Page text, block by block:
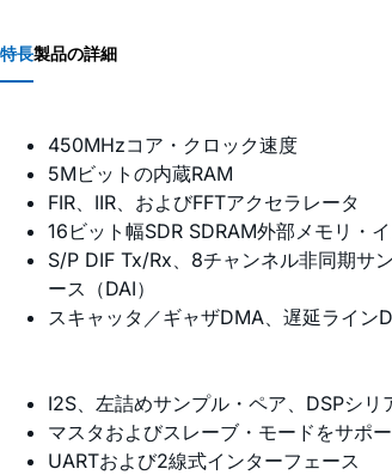
特長製品の詳細
450MHzコア・クロック速度
5Mビットの内蔵RAM
FIR、IIR、およびFFTアクセラレータ
16ビット幅SDR SDRAM外部メモリ・
S/P DIF Tx/Rx、8チャンネル非同期サ
ース（DAI）
スキャッタ／ギャザDMA、遅延ライン
I2S、左詰めサンプル・ペア、DSPシリ
マスタおよびスレーブ・モードをサポ
UARTおよび2線式インターフェース